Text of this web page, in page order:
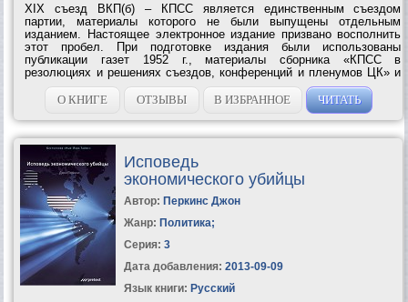
XIX съезд ВКП(б) – КПСС является единственным съездом
партии, материалы которого не были выпущены отдельным
изданием. Настоящее электронное издание призвано восполнить
этот пробел. При подготовке издания были использованы
публикации газет 1952 г., материалы сборника «КПСС в
резолюциях и решениях съездов, конференций и пленумов ЦК» и
информация сайта «Справочник по истории Коммунистической
партии Советского Союза 1898 – 1991»...
О КНИГЕ ОТЗЫВЫ В ИЗБРАННОЕ ЧИТАТЬ
Исповедь
экономического убийцы
Автор: Перкинс Джон
Жанр: Политика;
Серия: 3
Дата добавления: 2013-09-09
Язык книги: Русский